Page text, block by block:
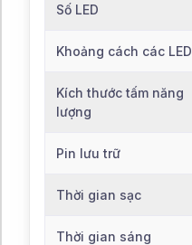
Số LED
Khoảng cách các LED
Kích thước tấm năng
lượng
Pin lưu trữ
Thời gian sạc
Thời gian sáng